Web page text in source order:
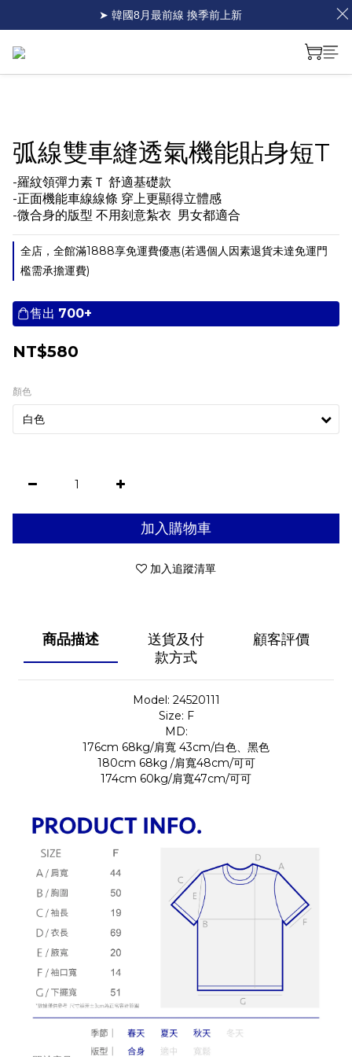
弧線雙車縫透氣機能貼身短T
-羅紋領彈力素Ｔ 舒適基礎款
-正面機能車線線條 穿上更顯得立體感
-微合身的版型 不用刻意紮衣  男女都適合
全店，全館滿1888享免運費優惠(若遇個人因素退貨未達免運門
檻需承擔運費)
售出 700+
NT$580
顏色
加入購物車
加入追蹤清單
商品描述
送貨及付
款方式
顧客評價
Model: 24520111
Size: F
MD:
176cm 68kg/肩寬 43cm/白色、黑色
180cm 68kg /肩寬48cm/可可
174cm 60kg/肩寬47cm/可可
➤ 韓國8月最前線 換季前上新